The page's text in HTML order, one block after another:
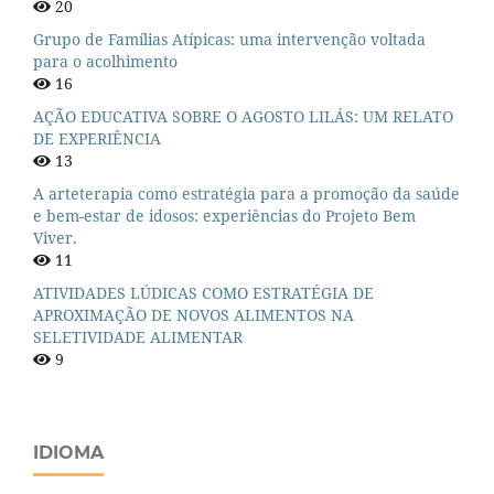
20
Grupo de Famílias Atípicas: uma intervenção voltada
para o acolhimento
16
AÇÃO EDUCATIVA SOBRE O AGOSTO LILÁS: UM RELATO
DE EXPERIÊNCIA
13
A arteterapia como estratégia para a promoção da saúde
e bem-estar de idosos: experiências do Projeto Bem
Viver.
11
ATIVIDADES LÚDICAS COMO ESTRATÉGIA DE
APROXIMAÇÃO DE NOVOS ALIMENTOS NA
SELETIVIDADE ALIMENTAR
9
IDIOMA